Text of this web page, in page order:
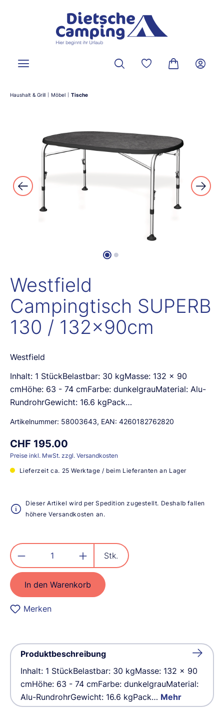
Du hast 0 Produkte
Warenkorb
Haushalt & Grill Möbel Tische
Bildergalerie überspringen
Westfield
Campingtisch SUPERB
130 / 132x90cm
Westfield
Inhalt: 1 StückBelastbar: 30 kgMasse: 132 x 90
cmHöhe: 63 - 74 cmFarbe: dunkelgrauMaterial: Alu-
RundrohrGewicht: 16.6 kgPack…
Artikelnummer: 58003643, EAN: 4260182762820
CHF 195.00
Preise inkl. MwSt. zzgl. Versandkosten
Lieferzeit ca. 25 Werktage / beim Lieferanten an Lager
Dieser Artikel wird per Spedition zugestellt. Deshalb fallen
höhere Versandkosten an.
Produkt Anzahl: Gib den
Stk.
In den Warenkorb
Merken
Produktbeschreibung
Inhalt: 1 StückBelastbar: 30 kgMasse: 132 x 90
cmHöhe: 63 - 74 cmFarbe: dunkelgrauMaterial:
Alu-RundrohrGewicht: 16.6 kgPack… Mehr